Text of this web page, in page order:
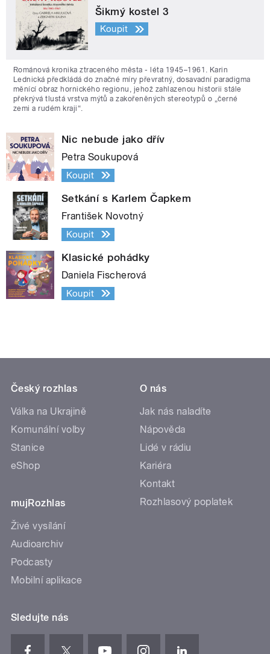
Šikmý kostel 3
Koupit
Románová kronika ztraceného města - léta 1945–1961. Karin
Lednická předkládá do značné míry převratný, dosavadní paradigma
měnící obraz hornického regionu, jehož zahlazenou historii stále
překrývá tlustá vrstva mýtů a zakořeněných stereotypů o „černé
zemi a rudém kraji“.
Nic nebude jako dřív
Petra Soukupová
Koupit
Setkání s Karlem Čapkem
František Novotný
Koupit
Klasické pohádky
Daniela Fischerová
Koupit
Český rozhlas
Válka na Ukrajině
Komunální volby
Stanice
eShop
mujRozhlas
Živé vysílání
Audioarchiv
Podcasty
Mobilní aplikace
O nás
Jak nás naladíte
Nápověda
Lidé v rádiu
Kariéra
Kontakt
Rozhlasový poplatek
Sledujte nás